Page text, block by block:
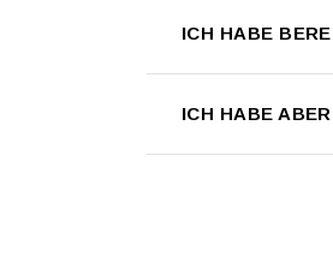
ICH HABE
ICH HABE